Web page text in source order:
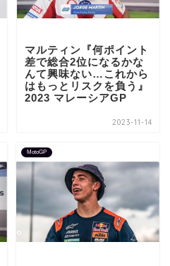
マルティン『何ポイント
差で総合2位になるかな
んて興味ない…これから
はもっとリスクを負う』
2023 マレーシアGP
2023-11-14
MotoGP